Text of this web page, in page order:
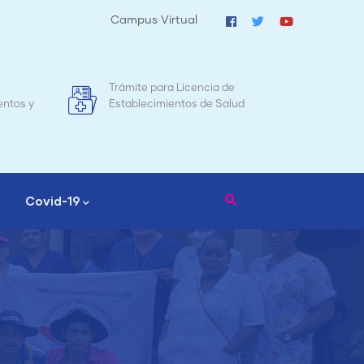
Campus Virtual
de
de Salud
Mapa de Mortalidad Materna en
Nicaragua
Covid-19